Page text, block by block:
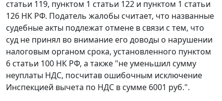
статьи 119, пунктом 1 статьи 122 и пунктом 1 статьи
126 НК РФ. Податель жалобы считает, что названные
судебные акты подлежат отмене в связи с тем, что
суд не принял во внимание его доводы о нарушении
налоговым органом срока, установленного пунктом
6 статьи 100 НК РФ, а также "не уменьшил сумму
неуплаты НДС, посчитав ошибочным исключение
Инспекцией вычета по НДС в сумме 6001 руб.".